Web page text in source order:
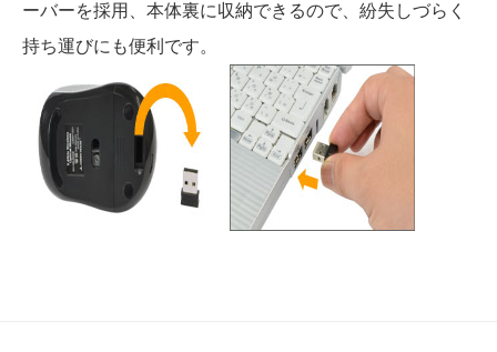
ーバーを採用、本体裏に収納できるので、紛失しづらく
持ち運びにも便利です。